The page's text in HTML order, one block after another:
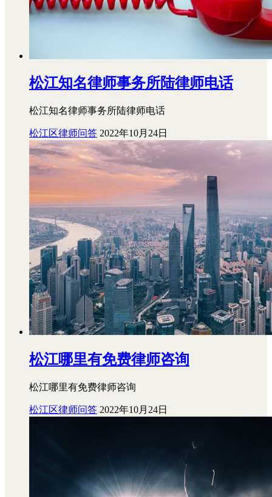
松江知名律师事务所陆律师电话
松江知名律师事务所陆律师电话
松江区律师问答 2022年10月24日
松江哪里有免费律师咨询
松江哪里有免费律师咨询
松江区律师问答 2022年10月24日